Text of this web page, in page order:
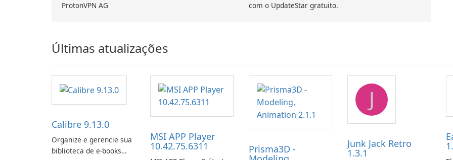
ProtonVPN AG com o UpdateStar gratuito.
Últimas atualizações
Calibre 9.13.0
Organize e gerencie sua
biblioteca de e-books
MSI APP Player
10.42.75.6311 Prisma3D -
J
Junk Jack Retro
1.3.1